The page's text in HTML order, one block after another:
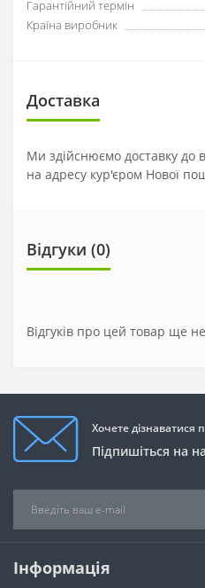
Гарантійний термін
Країна виробник
Доставка
Ми здійснюємо доставку до
на адресу кур'єром Нової
Відгуки (0)
Відгуків про цей товар ще
Хочете дізнаватися
Підпишіться на
Інформація